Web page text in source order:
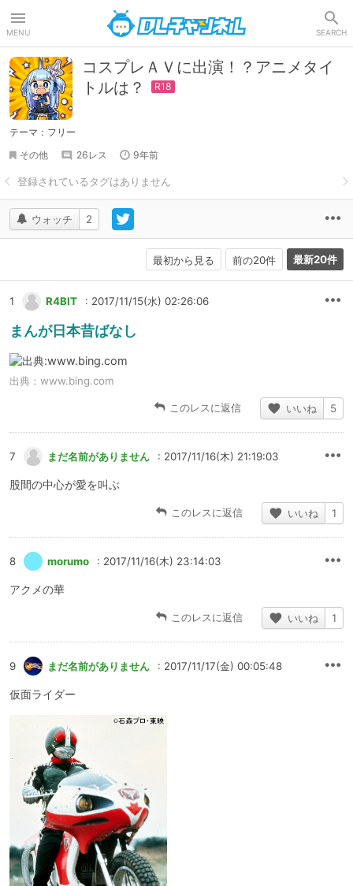
MENU SEARCH
コスプレＡＶに出演！？アニメタイ
トルは？
テーマ：フリー
その他
26レス 9年前
ウォッチ 2
最初から見る 前の20件 最新20件
1 R4BIT : 2017/11/15(水) 02:26:06
まんが日本昔ばなし
出典： www.bing.com
このレスに返信 いいね 5
7 まだ名前がありません : 2017/11/16(木) 21:19:03
股間の中心が愛を叫ぶ
このレスに返信 いいね 1
8 morumo : 2017/11/16(木) 23:14:03
アクメの華
このレスに返信 いいね 1
9 まだ名前がありません : 2017/11/17(金) 00:05:48
仮面ライダー